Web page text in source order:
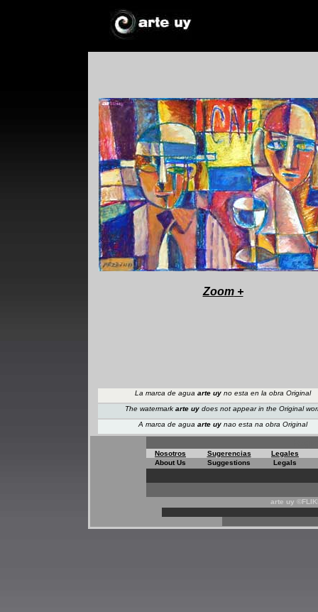
Zoom+
La marca de agua arte uy no esta en la obra Original
The watermark arte uy does not appearin the Original
A marca de agua arte uy nao esta na obra Original
Nosotros Sugerencias
Legales
About Us
Suggestions Legals
arte uy